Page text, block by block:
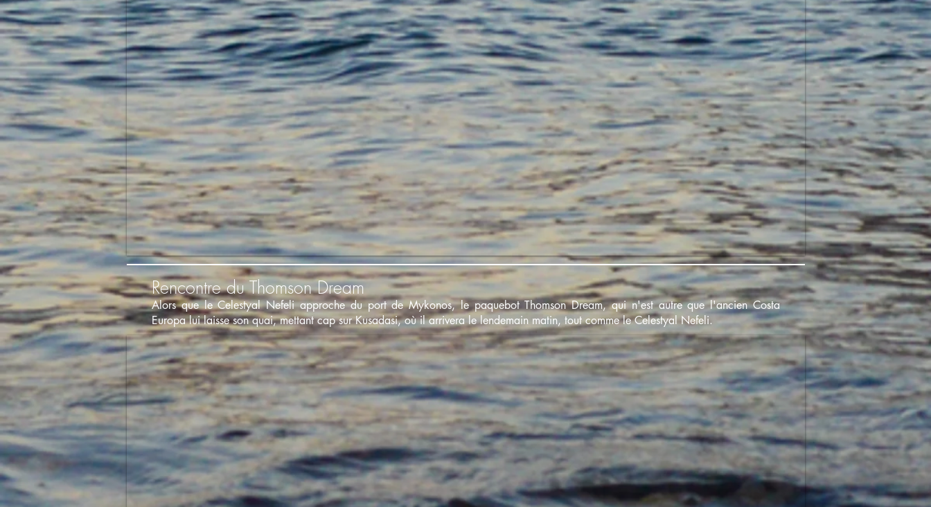
Rencontre du Thomson Dream
Alors que le Celestyal Nefeli approche du port de Mykonos, le paquebot Thomson Dream, qui n'est autre que l'ancien Costa
Europa lui laisse son quai, mettant cap sur Kusadasi, où il arrivera le lendemain matin, tout comme le Celestyal Nefeli.